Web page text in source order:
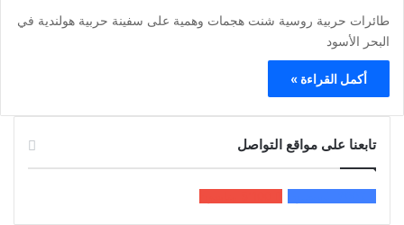
طائرات حربية روسية شنت هجمات وهمية على سفينة حربية هولندية في
البحر الأسود
أكمل القراءة »
تابعنا على مواقع التواصل